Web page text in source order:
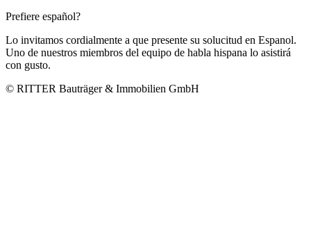
Prefiere español?
Lo invitamos cordialmente a que presente su solucitud en Espanol.
Uno de nuestros miembros del equipo de habla hispana lo asistirá
con gusto.
© RITTER Bauträger & Immobilien GmbH